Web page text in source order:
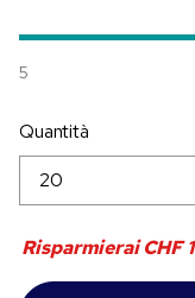
5
Quantità
RisparmieraiCHF